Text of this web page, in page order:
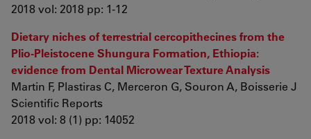
2018 vol: 2018 pp: 1-12
Dietary niches of terrestrial cercopithecines from the
Plio-Pleistocene Shungura Formation, Ethiopia:
evidence from Dental Microwear Texture Analysis
Martin F, Plastiras C, Merceron G, Souron A, Boisserie J
Scientific Reports
2018 vol: 8 (1) pp: 14052